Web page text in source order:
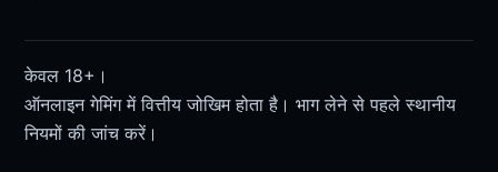
केवल 18+।
ऑनलाइन गेमिंग में वित्तीय जोखिम होता है। भाग लेने से पहले स्थानीय
नियमों की जांच करें।